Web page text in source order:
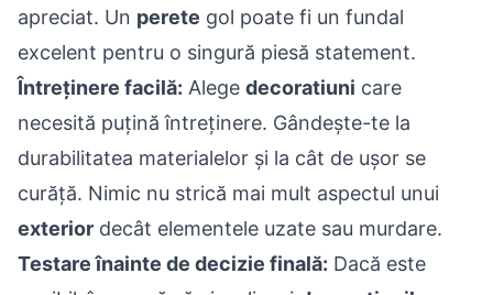
apreciat. Un perete gol poate fi un fundal
excelent pentru o singură piesă statement.
Întreținere facilă: Alege decoratiuni care
necesită puțină întreținere. Gândește-te la
durabilitatea materialelor și la cât de ușor se
curăță. Nimic nu strică mai mult aspectul unui
exterior decât elementele uzate sau murdare.
Testare înainte de decizie finală: Dacă este